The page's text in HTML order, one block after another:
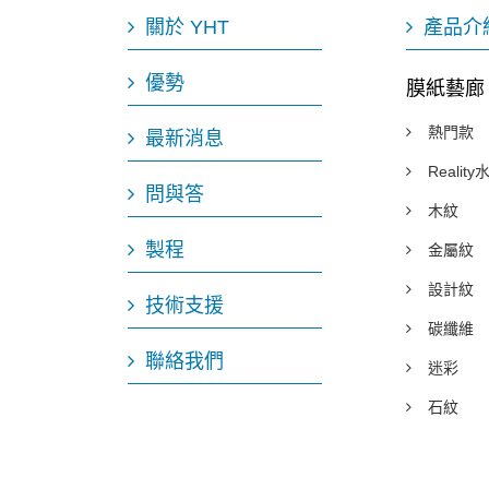
關於 YHT
優勢
最新消息
問與答
製程
技術支援
聯絡我們
產品介
膜紙藝廊
熱門款
Reality
木紋
金屬紋
設計紋
碳纖維
迷彩
石紋